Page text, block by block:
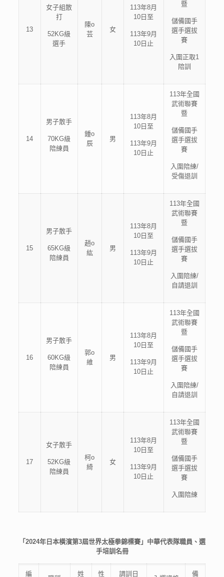
13
女子組散
打
52KG級
選手
陳o
芸
女
113年8月
10日至
113年9月
10日止
暨
儲備國手
選手選拔
賽
入圍正取1
陪訓
14
男子散手
70KG級
陪練員
鍾o
辰
男
113年8月
10日至
113年9月
10日止
113年全國
武術聯賽
暨
儲備國手
選手選拔
賽
入圍陪練/
受傷退訓
15
男子散手
65KG級
陪練員
趙o
紘
男
113年8月
10日至
113年9月
10日止
113年全國
武術聯賽
暨
儲備國手
選手選拔
賽
入圍陪練/
自請退訓
16
男子散手
60KG級
陪練員
郭o
維
男
113年8月
10日至
113年9月
10日止
113年全國
武術聯賽
暨
儲備國手
選手選拔
賽
入圍陪練/
自請退訓
17
女子散手
52KG級
陪練員
柯o
綺
女
113年8月
10日至
113年9月
10日止
113年全國
武術聯賽
暨
儲備國手
選手選拔
賽
入圍陪練
「2024年日本橫濱第3屆世界太極拳錦標賽」中華代表隊職員、選
手培訓名冊
編
姓
性
調訓日
備